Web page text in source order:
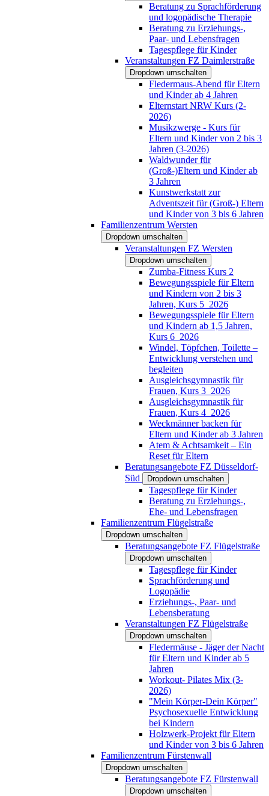
Beratung zu Sprachförderung
und logopädische Therapie
Beratung zu Erziehungs-,
Paar- und Lebensfragen
Tagespflege für Kinder
Veranstaltungen FZ Daimlerstraße
Dropdown umschalten
Fledermaus-Abend für Eltern
und Kinder ab 4 Jahren
Elternstart NRW Kurs (2-
2026)
Musikzwerge - Kurs für
Eltern und Kinder von 2 bis 3
Jahren (3-2026)
Waldwunder für
(Groß-)Eltern und Kinder ab
3 Jahren
Kunstwerkstatt zur
Adventszeit für (Groß-) Eltern
und Kinder von 3 bis 6 Jahren
Familienzentrum Wersten
Dropdown umschalten
Veranstaltungen FZ Wersten
Dropdown umschalten
Zumba-Fitness Kurs 2
Bewegungsspiele für Eltern
und Kindern von 2 bis 3
Jahren, Kurs 5_2026
Bewegungsspiele für Eltern
und Kindern ab 1,5 Jahren,
Kurs 6_2026
Windel, Töpfchen, Toilette –
Entwicklung verstehen und
begleiten
Ausgleichsgymnastik für
Frauen, Kurs 3_2026
Ausgleichsgymnastik für
Frauen, Kurs 4_2026
Weckmänner backen für
Eltern und Kinder ab 3 Jahren
Atem & Achtsamkeit – Ein
Reset für Eltern
Beratungsangebote FZ Düsseldorf-
Süd
Dropdown umschalten
Tagespflege für Kinder
Beratung zu Erziehungs-,
Ehe- und Lebensfragen
Familienzentrum Flügelstraße
Dropdown umschalten
Beratungsangebote FZ Flügelstraße
Dropdown umschalten
Tagespflege für Kinder
Sprachförderung und
Logopädie
Erziehungs-, Paar- und
Lebensberatung
Veranstaltungen FZ Flügelstraße
Dropdown umschalten
Fledermäuse - Jäger der Nacht
für Eltern und Kinder ab 5
Jahren
Workout- Pilates Mix (3-
2026)
"Mein Körper-Dein Körper"
Psychosexuelle Entwicklung
bei Kindern
Holzwerk-Projekt für Eltern
und Kinder von 3 bis 6 Jahren
Familienzentrum Fürstenwall
Dropdown umschalten
Beratungsangebote FZ Fürstenwall
Dropdown umschalten